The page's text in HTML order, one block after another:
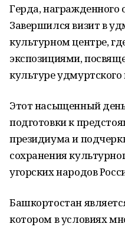
Герда,
Завершился визит в
культурном центре,
экспозициями,
культуре удмуртского
Этот насыщенный
подготовки к
президиума и
сохранения
угорских народов
Башкортостан
котором в условиях